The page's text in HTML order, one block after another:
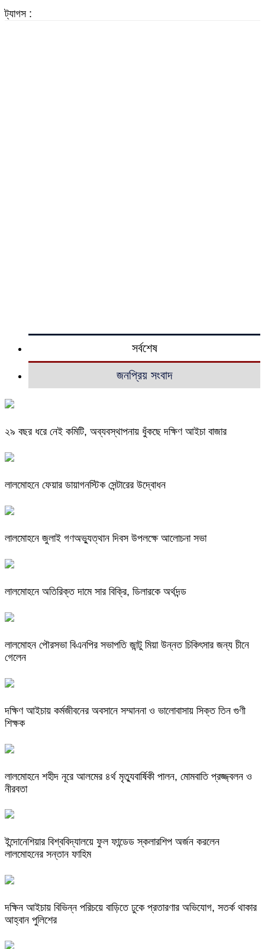
ট্যাগস :
সর্বশেষ
জনপ্রিয় সংবাদ
২৯ বছর ধরে নেই কমিটি, অব্যবস্থাপনায় ধুঁকছে দক্ষিণ আইচা বাজার
লালমোহনে ফেয়ার ডায়াগনস্টিক সেন্টারের উদ্বোধন
লালমোহনে জুলাই গণঅভ্যুত্থান দিবস উপলক্ষে আলোচনা সভা
লালমোহনে অতিরিক্ত দামে সার বিক্রি, ডিলারকে অর্থদন্ড
লালমোহন পৌরসভা বিএনপির সভাপতি জান্টু মিয়া উন্নত চিকিৎসার জন্য চীনে
গেলেন
দক্ষিণ আইচায় কর্মজীবনের অবসানে সম্মাননা ও ভালোবাসায় সিক্ত তিন গুণী
শিক্ষক
লালমোহনে শহীদ নূরে আলমের ৪র্থ মৃত্যুবার্ষিকী পালন, মোমবাতি প্রজ্জ্বলন ও
নীরবতা
ইন্দোনেশিয়ার বিশ্ববিদ্যালয়ে ফুল ফান্ডেড স্কলারশিপ অর্জন করলেন
লালমোহনের সন্তান ফাহিম
দক্ষিন আইচায় ‎বিভিন্ন পরিচয়ে বাড়িতে ঢুকে প্রতারণার অভিযোগ, সতর্ক থাকার
আহ্বান পুলিশের